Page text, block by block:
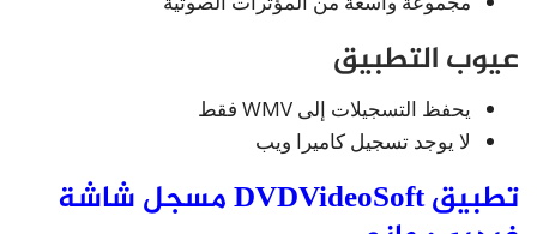
عيوب التطبيق
يحفظ التسجيلات إلى WMV فقط
لا يوجد تسجيل كاميرا ويب
تطبيق DVDVideoSoft مسجل شاشة